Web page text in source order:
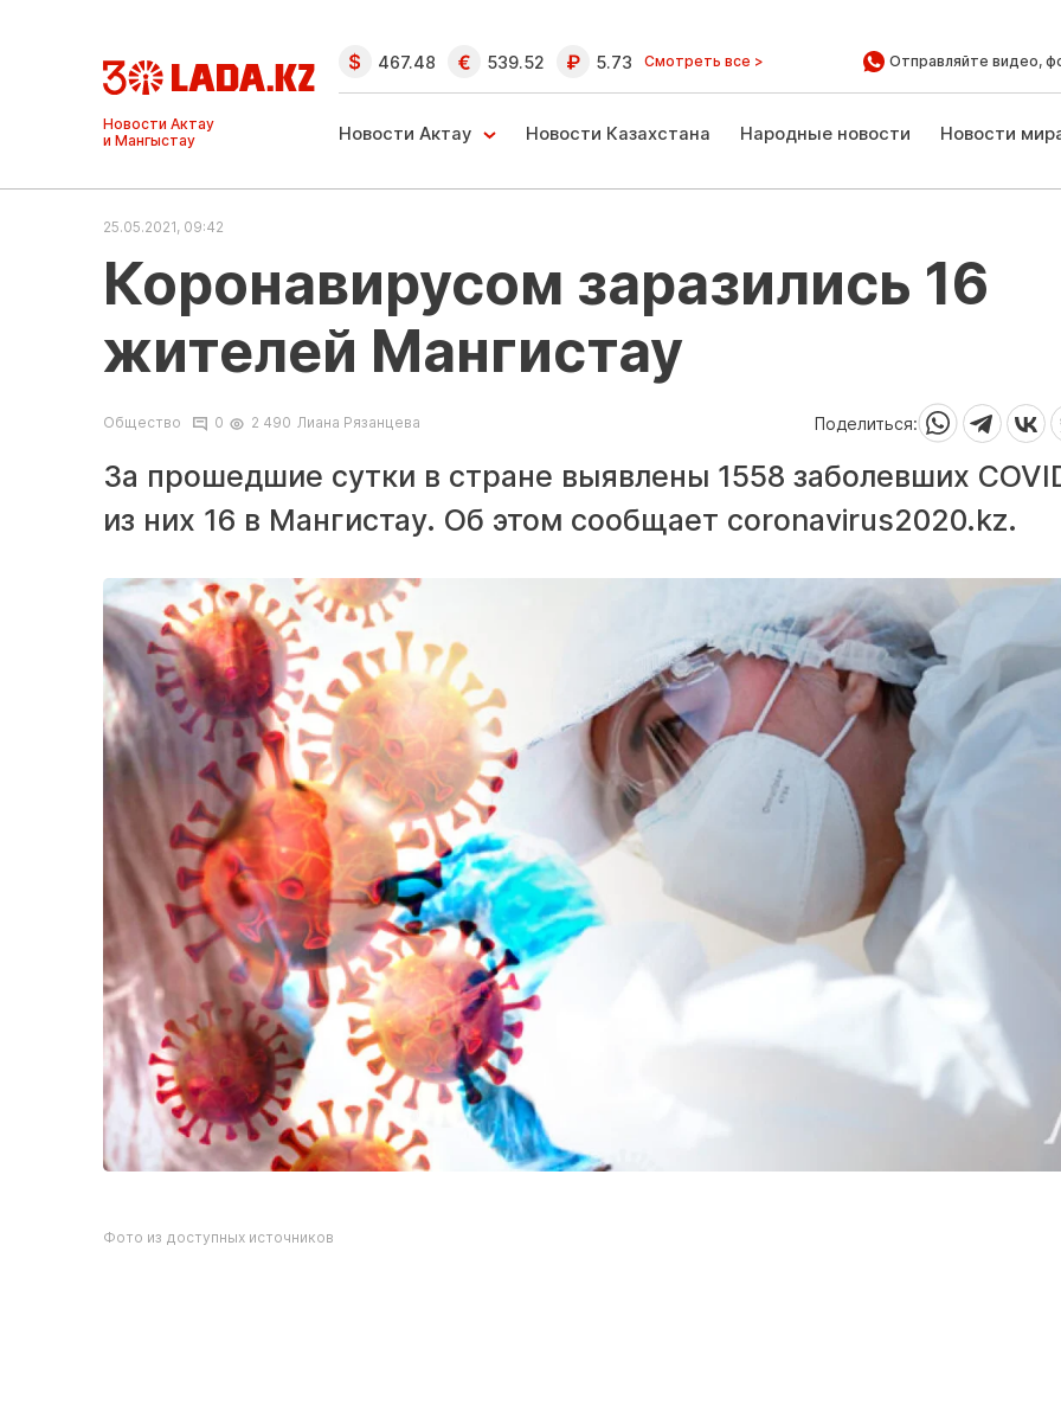
Новости Актау
и Мангыстау
467.48 539.52 5.73 Смотреть все > Отправляйте видео,
Новости Актау Новости Казахстана Народные новости Новости
25.05.2021, 09:42
Коронавирусом заразились 16
жителей Мангистау
Общество 0 2 490 Лиана Рязанцева Поделиться:
За прошедшие сутки в стране выявлены 1558 заболевших
из них 16 в Мангистау. Об этом сообщает coronavirus2020.kz.
Фото из доступных источников